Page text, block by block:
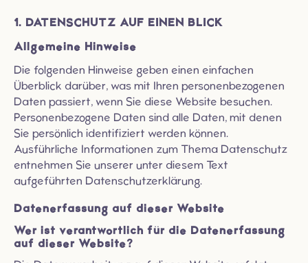
1. DATENSCHUTZ AUF EINEN BLICK
Allgemeine Hinweise
Die folgenden Hinweise geben einen einfachen
Überblick darüber, was mit Ihren personenbezogenen
Daten passiert, wenn Sie diese Website besuchen.
Personenbezogene Daten sind alle Daten, mit denen
Sie persönlich identifiziert werden können.
Ausführliche Informationen zum Thema Datenschutz
entnehmen Sie unserer unter diesem Text
aufgeführten Datenschutzerklärung.
Datenerfassung auf dieser Website
Wer ist verantwortlich für die Datenerfassung
auf dieser Website?